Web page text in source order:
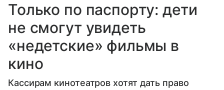
Только по паспорту: дети
не смогут увидеть
«недетские» фильмы в
кино
Кассирам кинотеатров хотят дать право